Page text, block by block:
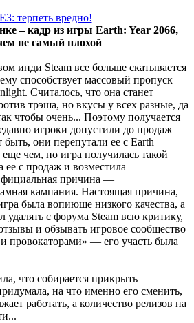
– кадр из игры Earth: Year 2066,
не самый плохой
инди Steam все больше скатывается
способствует массовый пропуск
Считалось, что она станет
трэша, но вкусы у всех разные, да
чтобы очень... Поэтому получается
игроки допустили до продаж
они перепутали ее с Earth
чем, но игра получилась такой
ее с продаж и возместила
причина —
кампания. Настоящая причина,
была вопиюще низкого качества, а
удалять с форума Steam всю критику,
и обзывать игровое сообщество
провокаторами» — его участь была
что собирается прикрыть
на что именно его сменить,
работать, а количество релизов на